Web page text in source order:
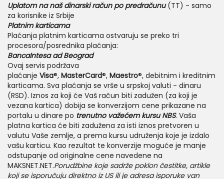
Uplatom na naš dinarski račun po predračunu(TT) - samo
za korisnike iz Srbije
Platnim karticama
Plaćanja platnim karticama ostvaruju se preko tri
procesora/posrednika plaćanja:
BancaIntesa ad Beograd
Ovaj servis podržava
plaćanje Visa®, MasterCard®, Maestro®, debitnim i kreditnim
karticama. Sva plaćanja se vrše u srpskoj valuti - dinaru
(RSD). Iznos za koji će Vaš račun biti zadužen (za koji je
vezana kartica) dobija se konverzijom cene prikazane na
portalu u dinare po trenutno važećem kursuNBS. Vaša
platna kartica će biti zadužena za isti iznos pretvoren u
valutu Vaše zemlje, a prema kursu udruženja koje je izdalo
vašu karticu. Kao rezultat te konverzije moguće je manje
odstupanje od originalne cene navedene na
MAKSNET.NET.Porudžbine koje sadrže poklon čestitke, artikle
koji se isporučuju direktno iz US ili je adresa isporuke van